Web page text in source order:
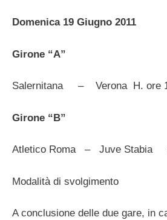
Domenica 19 Giugno 2011
Girone “A”
Salernitana – Verona H. ore
Girone “B”
Atletico Roma – Juve Stabia
Modalità di svolgimento
A conclusione delle due gare, in